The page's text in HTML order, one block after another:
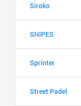
Siroko
SNIPES
Sprinter
Street Padel